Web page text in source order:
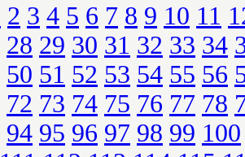
2 3 4 5 6 7 8 9 10 11
28 29 30 31 32 33 34
50 51 52 53 54 55 56
72 73 74 75 76 77 78
94 95 96 97 98 99 100